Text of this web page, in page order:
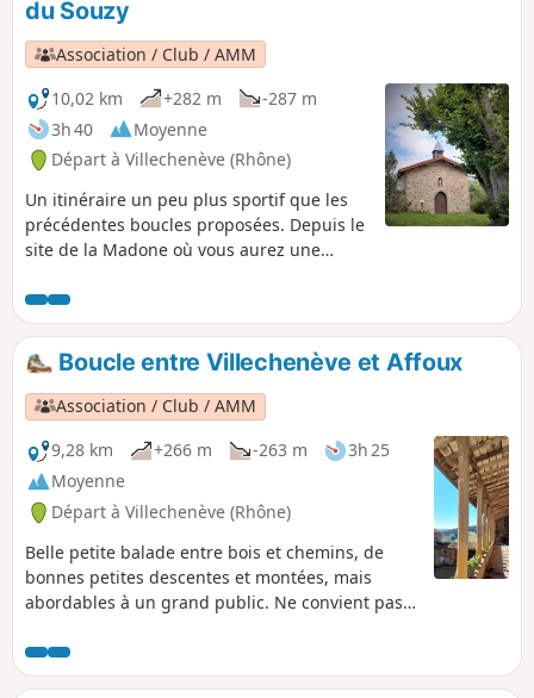
du Souzy
Association / Club / AMM
10,02 km
+282 m
-287 m
3h 40
Moyenne
Départ à Villechenève (Rhône)
Un itinéraire un peu plus sportif que les
précédentes boucles proposées. Depuis le
site de la Madone où vous aurez une
et le Massif Central, vous irez à la
découverte de la Chapelle du Souzy. Le
circuit passe par les hameaux Le Lafay, le
Goutail, la Parollière, le Souzy, la
Renardière, le Bertrand, et les Olmes.
Boucle entre Villechenève et Affoux
Association / Club / AMM
9,28 km
+266 m -263 m
3h 25
Moyenne
Départ à Villechenève (Rhône)
Belle petite balade entre bois et chemins, de
bonnes petites descentes et montées, mais
abordables à un grand public. Ne convient pas